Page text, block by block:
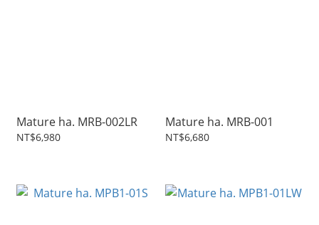
Mature ha. MRB-002LR
NT$6,980
Mature ha. MRB-001
NT$6,680